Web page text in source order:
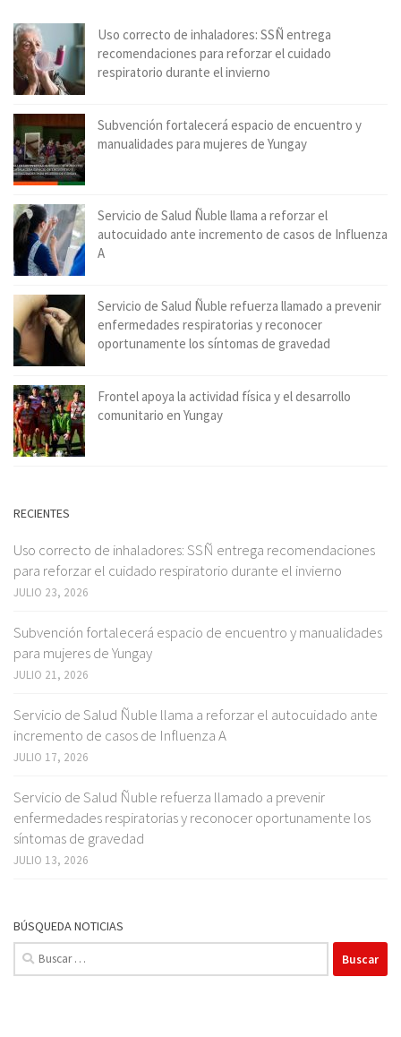
Uso correcto de inhaladores: SSÑ entrega
recomendaciones para reforzar el cuidado
respiratorio durante el invierno
Subvención fortalecerá espacio de encuentro y
manualidades para mujeres de Yungay
Servicio de Salud Ñuble llama a reforzar el
autocuidado ante incremento de casos de Influenza
A
Servicio de Salud Ñuble refuerza llamado a prevenir
enfermedades respiratorias y reconocer
oportunamente los síntomas de gravedad
Frontel apoya la actividad física y el desarrollo
comunitario en Yungay
RECIENTES
Uso correcto de inhaladores: SSÑ entrega recomendaciones
para reforzar el cuidado respiratorio durante el invierno
JULIO 23, 2026
Subvención fortalecerá espacio de encuentro y manualidades
para mujeres de Yungay
JULIO 21, 2026
Servicio de Salud Ñuble llama a reforzar el autocuidado ante
incremento de casos de Influenza A
JULIO 17, 2026
Servicio de Salud Ñuble refuerza llamado a prevenir
enfermedades respiratorias y reconocer oportunamente los
síntomas de gravedad
JULIO 13, 2026
BÚSQUEDA NOTICIAS
Buscar: